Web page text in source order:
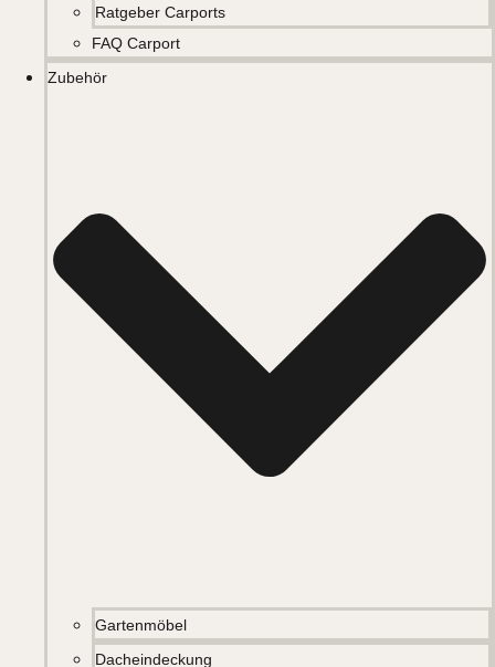
Ratgeber Carports
FAQ Carport
Zubehör
Gartenmöbel
Dacheindeckung